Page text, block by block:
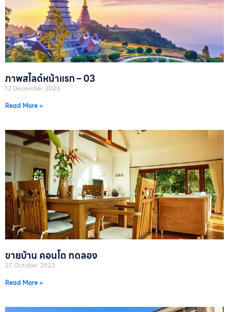
ภาพสไลด์หน้าแรก – 03
12 December 2023
Read More »
ขายบ้าน คอนโด ทดลอง
27 October 2023
Read More »